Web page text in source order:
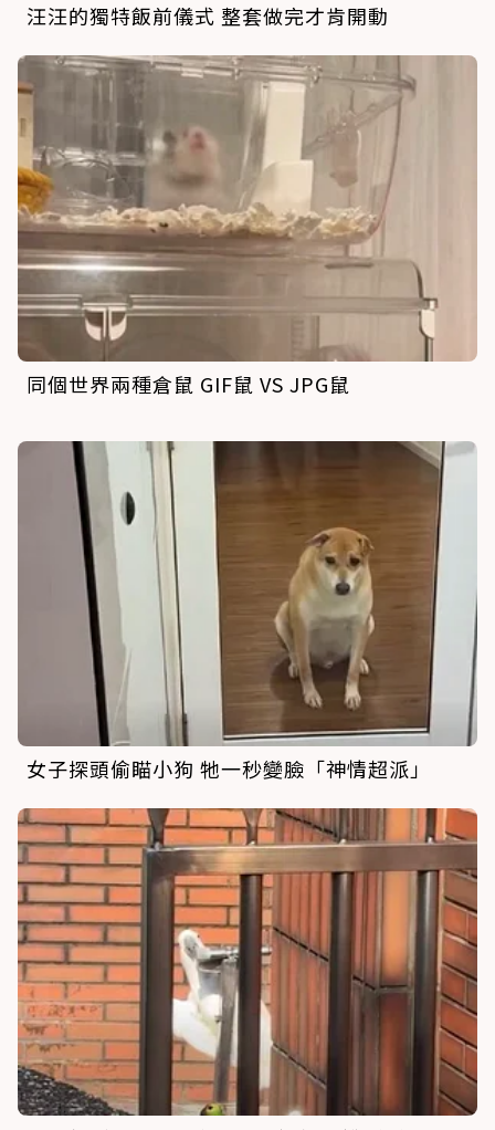
汪汪的獨特飯前儀式 整套做完才肯開動
同個世界兩種倉鼠 GIF鼠 VS JPG鼠
女子探頭偷瞄小狗 牠一秒變臉「神情超派」